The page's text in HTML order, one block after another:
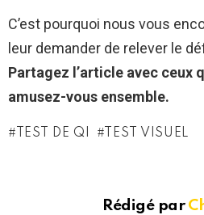
C’est pourquoi nous vous
leur demander de relever le
Partagez l’article avec ceux
amusez-vous ensemble.
TEST DE QI TEST VISUEL
Rédigé par